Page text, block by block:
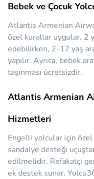
Bebek ve Çocuk
Atlantis Armenian
özel kurallar uygular. 2
edebilirken, 2-12 yaş
yapılır. Ayrıca, bebek
taşınması ücretsizdir.
Atlantis Armenian
Hizmetleri
Engelli yolcular için
sandalye desteği
edilmelidir. Refakatçi
ek destek sunar.